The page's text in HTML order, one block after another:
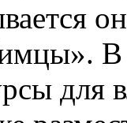
В
для